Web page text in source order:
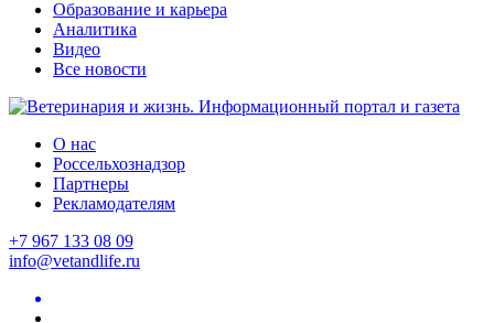
Образование и карьера
Аналитика
Видео
Все новости
О нас
Россельхознадзор
Партнеры
Рекламодателям
+7 967 133 08 09
info@vetandlife.ru